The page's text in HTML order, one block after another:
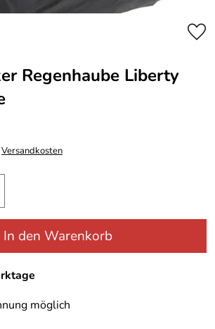
Regenhaube Liberty
Versandkosten
In den Warenkorb
möglich